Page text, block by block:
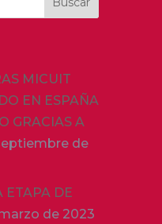
MICUIT
EN ESPAÑA
GRACIAS A
de
ETAPA DE
de 2023